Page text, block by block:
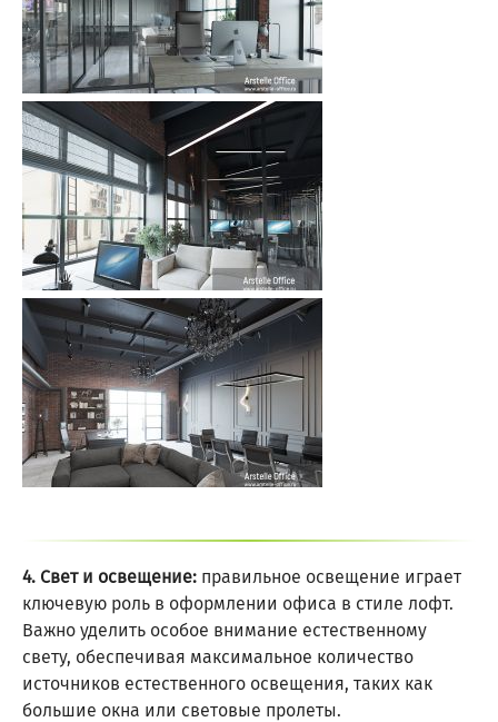
4. Свет и освещение: правильное освещение играет
ключевую роль в оформлении офиса в стиле лофт.
Важно уделить особое внимание естественному
свету, обеспечивая максимальное количество
источников естественного освещения, таких как
большие окна или световые пролеты.